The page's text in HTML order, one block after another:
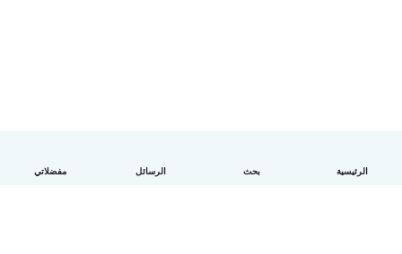
الرئيسية بحث الرسائل مفضلاتي